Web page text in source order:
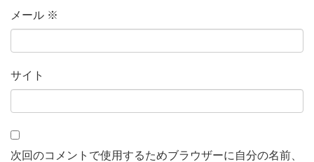
メール ※
サイト
次回のコメントで使用するためブラウザーに自分の名前、